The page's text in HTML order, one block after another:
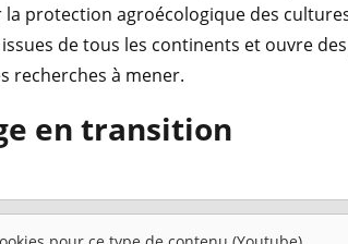
la protection agroécologique des
de tous les continents et ouvre
recherches à mener.
en transition